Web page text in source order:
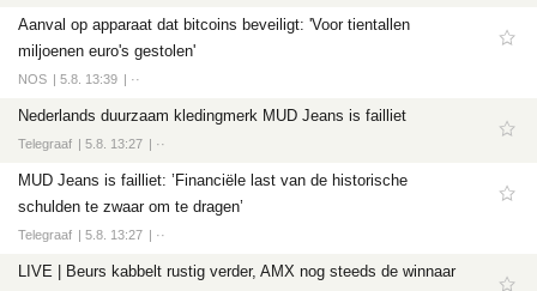
Aanval op apparaat dat bitcoins beveiligt: 'Voor tientallen
miljoenen euro's gestolen'
NOS 5.8. 13:39 ··
Nederlands duurzaam kledingmerk MUD Jeans is failliet
Telegraaf 5.8. 13:27 ··
MUD Jeans is failliet: ’Financiële last van de historische
schulden te zwaar om te dragen’
Telegraaf 5.8. 13:27 ··
LIVE | Beurs kabbelt rustig verder, AMX nog steeds de winnaar